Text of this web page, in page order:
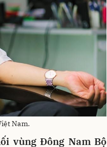
Nam.
vùng Đông Nam Bộ